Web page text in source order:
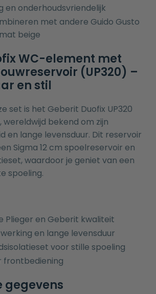
en onderhoudsvriendelijk
met andere Guido Gusto
beige
WC-element met
(UP320) –
en stil
set is het Geberit Duofix UP320
wereldwijd bekend om zijn
en lange levensduur. Dit reservoir
Sigma 12 cm spoelreservoir en
waardoor je geniet van een
spoeling.
Plieger en Geberit kwaliteit
en lange levensduur
voor stille spoeling
frontbediening
gegevens